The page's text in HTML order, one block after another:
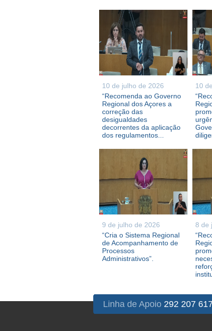
10 de julho de 2026
“Recomenda ao Governo
Regional dos Açores a
correção das
desigualdades
decorrentes da aplicação
dos regulamentos...
10
9 de julho de 2026
“Cria o Sistema Regional
de Acompanhamento de
Processos
Administrativos”.
8 de
Linha de Apoio 292 207